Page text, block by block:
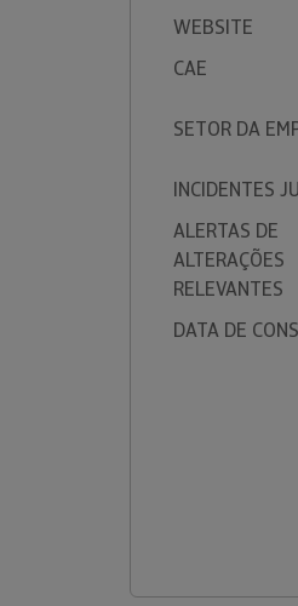
WEBSITE
CAE
SETOR DA
INCIDENTES
ALERTAS DE
ALTERAÇÕES
RELEVANTES
DATA DE